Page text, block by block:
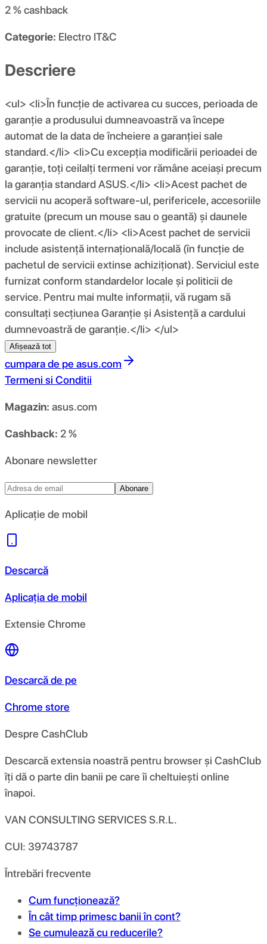
2 %cashback
Categorie: Electro IT&C
Descriere
<ul> <li>În funcție de activarea cu succes, perioada de
garanție a produsului dumneavoastră va începe
automat de la data de încheiere a garanției sale
standard.</li> <li>Cu excepția modificării perioadei de
garanție, toți ceilalți termeni vor rămâne aceiași precum
la garanția standard ASUS.</li> <li>Acest pachet de
servicii nu acoperă software-ul, perifericele, accesoriile
gratuite (precum un mouse sau o geantă) și daunele
provocate de client.</li> <li>Acest pachet de servicii
include asistență internațională/locală (în funcție de
pachetul de servicii extinse achiziționat). Serviciul este
furnizat conform standardelor locale și politicii de
service. Pentru mai multe informații, vă rugam să
consultați secțiunea Garanție și Asistență a cardului
dumnevoastră de garanție.</li> </ul>
Afișează tot
cumpara de pe asus.com
Termeni si Conditii
Magazin: asus.com
Cashback: 2 %
Abonare newsletter
Abonare
Aplicație de mobil
Descarcă
Aplicația de mobil
Extensie Chrome
Descarcă de pe
Chrome store
Despre CashClub
Descarcă extensia noastră pentru browser și CashClub
îți dă o parte din banii pe care îi cheltuiești online
înapoi.
VAN CONSULTING SERVICES S.R.L.
CUI: 39743787
Întrebări frecvente
Cum funcționează?
În cât timp primesc banii în cont?
Se cumulează cu reducerile?